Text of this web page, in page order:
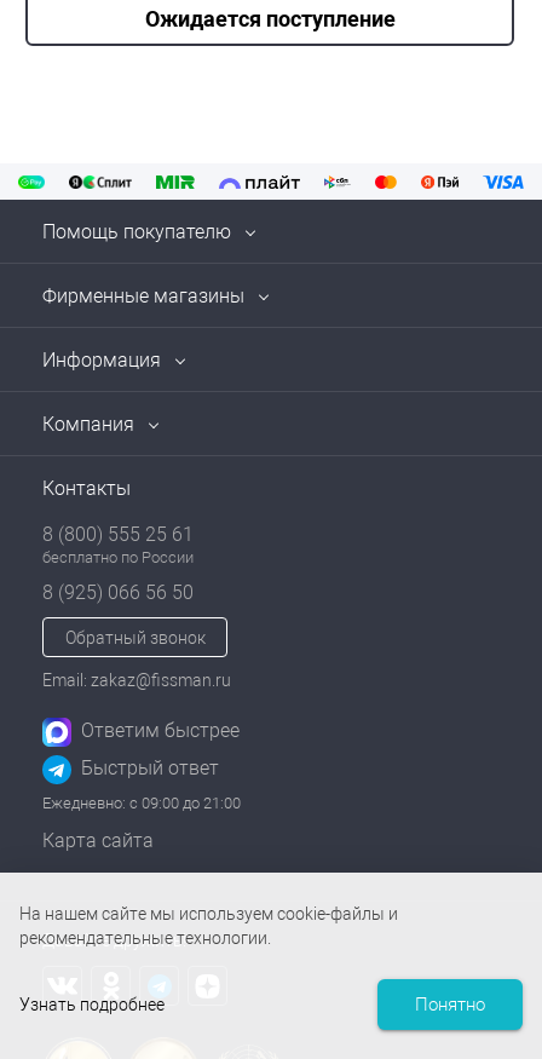
Ожидается поступление
Помощь покупателю
Фирменные магазины
Информация
Компания
Контакты
8 (800) 555 25 61
бесплатно по России
8 (925) 066 56 50
Обратный звонок
Email: zakaz@fissman.ru
Ответим быстрее
Быстрый ответ
Ежедневно: с 09:00 до 21:00
Карта сайта
Давайте дружить!
На нашем сайте мы используем cookie-файлы и
рекомендательные технологии.
Узнать подробнее Понятно